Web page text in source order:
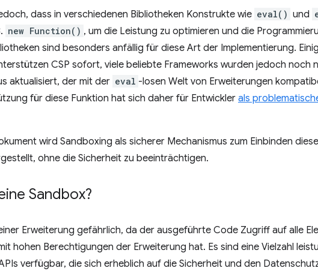
dass in verschiedenen Bibliotheken Konstrukte wie eval() und
new Function() , um die Leistung zu optimieren und die
sind besonders anfällig für diese Art der Implementierung.
CSP sofort, viele beliebte Frameworks wurden jedoch noch
aktualisiert, der mit der eval -losen Welt von Erweiterungen
für diese Funktion hat sich daher für Entwickler als
wird Sandboxing als sicherer Mechanismus zum Einbinden
ohne die Sicherheit zu beeinträchtigen.
Sandbox?
Erweiterung gefährlich, da der ausgeführte Code Zugriff auf alle
hohen Berechtigungen der Erweiterung hat. Es sind eine Vielzahl
verfügbar, die sich erheblich auf die Sicherheit und den